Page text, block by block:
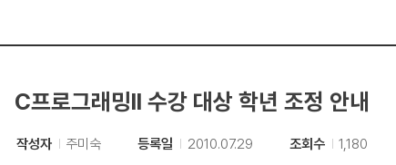
C프로그래밍II 수강 대상 학년 조정 안내
작성자 주미숙 등록일 2010.07.29 조회수 1,180